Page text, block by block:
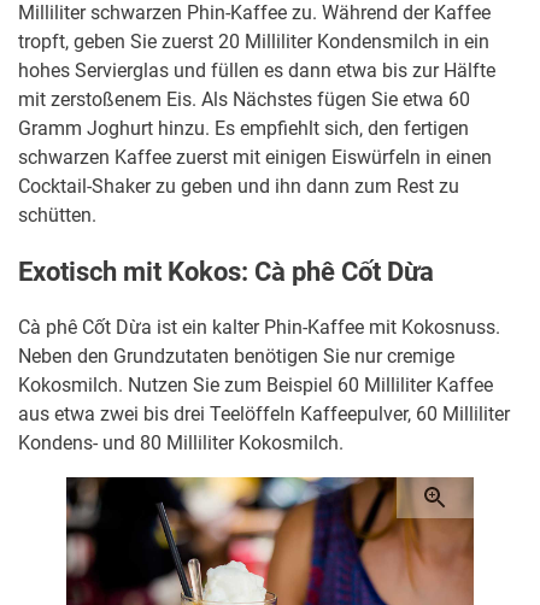
Milliliter schwarzen Phin-Kaffee zu. Während der Kaffee
tropft, geben Sie zuerst 20 Milliliter Kondensmilch in ein
hohes Servierglas und füllen es dann etwa bis zur Hälfte
mit zerstoßenem Eis. Als Nächstes fügen Sie etwa 60
Gramm Joghurt hinzu. Es empfiehlt sich, den fertigen
schwarzen Kaffee zuerst mit einigen Eiswürfeln in einen
Cocktail-Shaker zu geben und ihn dann zum Rest zu
schütten.
Exotisch mit Kokos: Cà phê Cốt Dừa
Cà phê Cốt Dừa ist ein kalter Phin-Kaffee mit Kokosnuss.
Neben den Grundzutaten benötigen Sie nur cremige
Kokosmilch. Nutzen Sie zum Beispiel 60 Milliliter Kaffee
aus etwa zwei bis drei Teelöffeln Kaffeepulver, 60 Milliliter
Kondens- und 80 Milliliter Kokosmilch.